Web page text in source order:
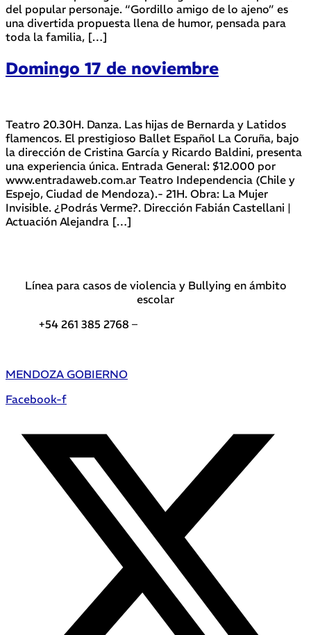
del popular personaje. “Gordillo amigo de lo ajeno” es
una divertida propuesta llena de humor, pensada para
toda la familia, […]
Domingo 17 de noviembre
Teatro 20.30H. Danza. Las hijas de Bernarda y Latidos
flamencos. El prestigioso Ballet Español La Coruña, bajo
la dirección de Cristina García y Ricardo Baldini, presenta
una experiencia única. Entrada General: $12.000 por
www.entradaweb.com.ar Teatro Independencia (Chile y
Espejo, Ciudad de Mendoza).- 21H. Obra: La Mujer
Invisible. ¿Podrás Verme?. Dirección Fabián Castellani |
Actuación Alejandra […]
Línea para casos de violencia y Bullying en ámbito
escolar
+54 261 385 2768 –
MENDOZA GOBIERNO
Facebook-f